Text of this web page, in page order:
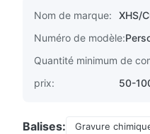
Nom de marque:
XHS/
Numéro de modèle:
Quantité minimum de
prix:
50-
Balises:
Gravure